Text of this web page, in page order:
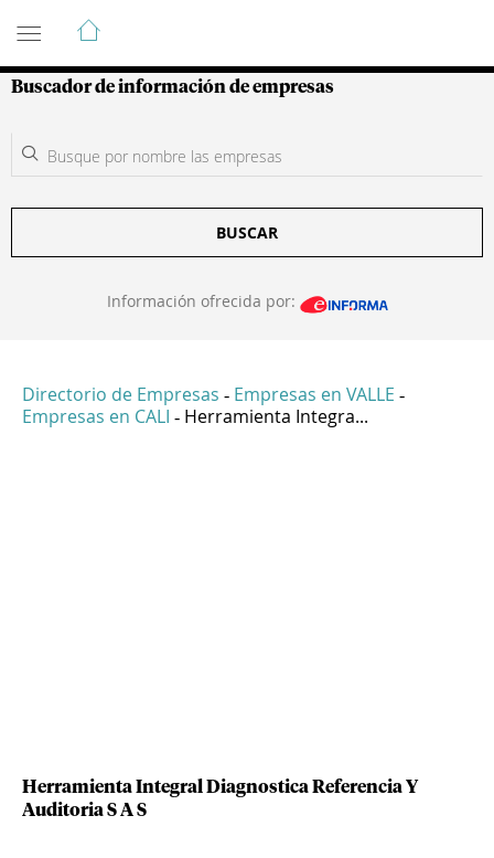
Guía de Empresas Colombianas
Buscador de información de empresas
BUSCAR
Información ofrecida por:
Directorio de Empresas - Empresas en VALLE -
Empresas en CALI - Herramienta Integra...
Herramienta Integral Diagnostica Referencia Y
Auditoria S A S